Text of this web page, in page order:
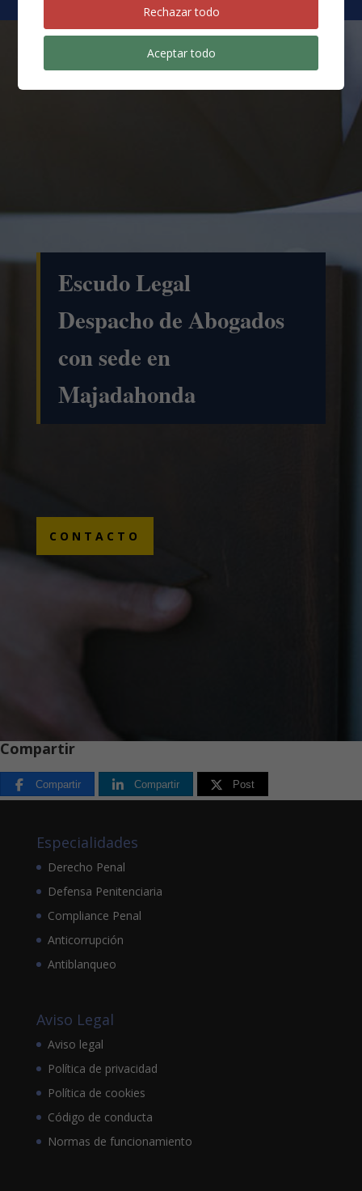
Escudo Legal
Despacho de Abogados
con sede en
Majadahonda
CONTACTO
Compartir
Compartir Compartir Post
Especialidades
Derecho Penal
Defensa Penitenciaria
Compliance Penal
Anticorrupción
Antiblanqueo
Aviso Legal
Aviso legal
Política de privacidad
Política de cookies
Código de conducta
Normas de funcionamiento
Rechazar todo
Aceptar todo